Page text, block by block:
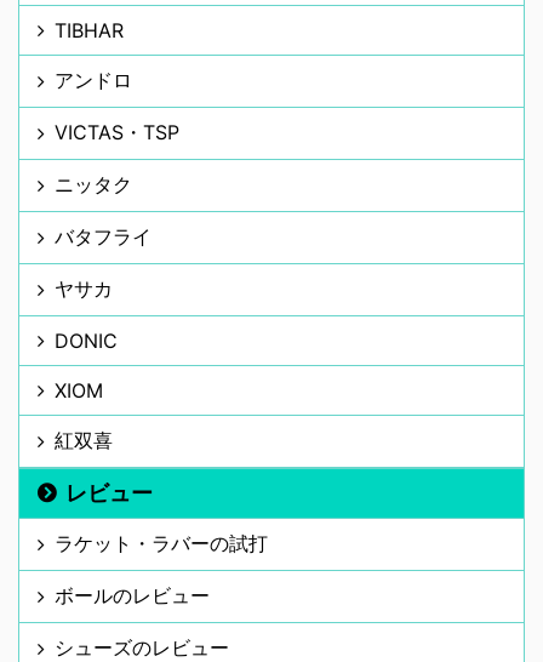
TIBHAR
アンドロ
VICTAS・TSP
ニッタク
バタフライ
ヤサカ
DONIC
XIOM
紅双喜
レビュー
ラケット・ラバーの試打
ボールのレビュー
シューズのレビュー